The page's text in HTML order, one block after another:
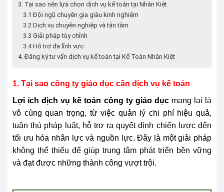
3. Tại sao nên lựa chọn dịch vụ kế toán tại Nhân Kiệt
3.1 Đội ngũ chuyên gia giàu kinh nghiệm
3.2 Dịch vụ chuyên nghiệp và tận tâm
3.3 Giải pháp tùy chỉnh
3.4 Hỗ trợ đa lĩnh vực
4. Đăng ký tư vấn dịch vụ kế toán tại Kế Toán Nhân Kiệt
1. Tại sao công ty giáo dục cần dịch vụ kế toán
Lợi ích dịch vụ kế toán công ty giáo dụcmang lại là
vô cùng quan trọng, từ việc quản lý chi phí hiệu quả,
tuân thủ pháp luật, hỗ trợ ra quyết định chiến lược đến
tối ưu hóa nhân lực và nguồn lực. Đây là một giải pháp
không thể thiếu để giúp trung tâm phát triển bền vững
và đạt được những thành công vượt trội.